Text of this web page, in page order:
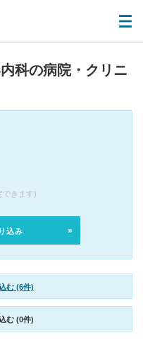
科の病院・クリニ
できます)
込み
む (6件)
む (0件)